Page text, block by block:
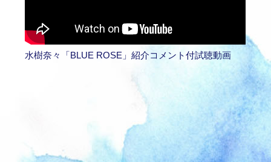
水樹奈々「BLUE ROSE」紹介コメント付試聴動画